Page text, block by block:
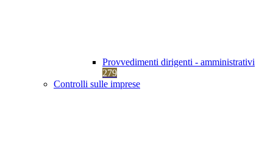
Provvedimenti dirigenti - amministrativi
279
Controlli sulle imprese